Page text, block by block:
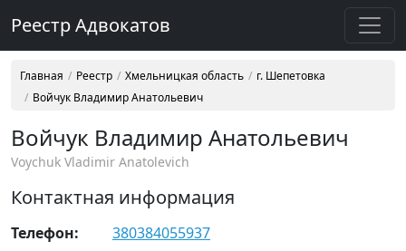
Реестр Адвокатов
Главная Реестр Хмельницкая область
г. Шепетовка
Войчук Владимир Анатольевич
Войчук Владимир Анатольевич
Voychuk Vladimir Anatolevich
Контактная информация
Телефон:
380384055937